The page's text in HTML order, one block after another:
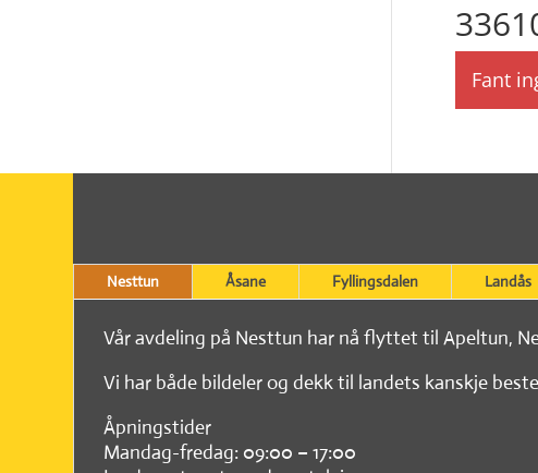
Fant
Nesttun Åsane Fyllingsdalen Landås
Vår avdeling på Nesttun har nå flyttet til Apeltun,
Vi har både bildeler og dekk til landets kanskje
Åpningstider
Mandag-fredag: 09:00 – 17:00